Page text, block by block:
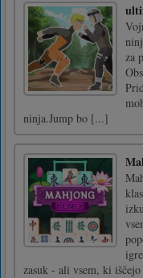
za
ninja.Jump bo [...]
zasuk - ali vsem, ki